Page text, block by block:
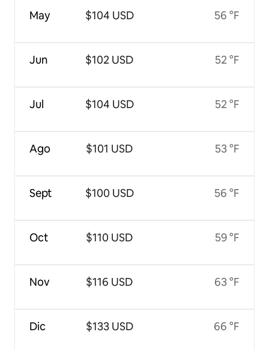
May
Jun
Jul
Ago
Sept
Oct
Nov
Dic
$104 USD
$102 USD
$104 USD
$101 USD
$100 USD
$110 USD
$116 USD
$133 USD
56 °F
52 °F
52 °F
53 °F
56 °F
59 °F
63 °F
66 °F